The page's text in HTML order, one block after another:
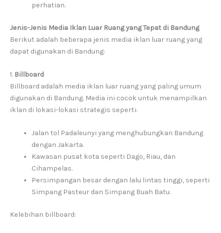
perhatian.
Jenis-Jenis Media Iklan Luar Ruang yang Tepat di Bandung
Berikut adalah beberapa jenis media iklan luar ruang yang
dapat digunakan di Bandung:
1. Billboard
Billboard adalah media iklan luar ruang yang paling umum
digunakan di Bandung. Media ini cocok untuk menampilkan
iklan di lokasi-lokasi strategis seperti:
Jalan tol Padaleunyi yang menghubungkan Bandung
dengan Jakarta.
Kawasan pusat kota seperti Dago, Riau, dan
Cihampelas.
Persimpangan besar dengan lalu lintas tinggi, seperti
Simpang Pasteur dan Simpang Buah Batu.
Kelebihan billboard: